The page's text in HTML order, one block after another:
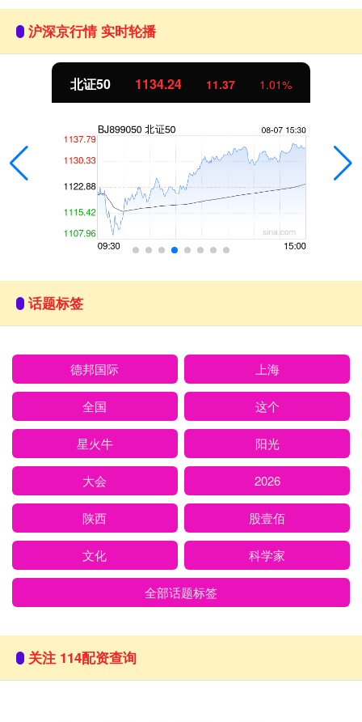
沪深京行情 实时轮播
北证50 1134.24 11.37 1.01%
话题标签
德邦国际 上海
全国 这个
星火牛 阳光
大会 2026
陕西 股壹佰
文化 科学家
全部话题标签
关注 114配资查询